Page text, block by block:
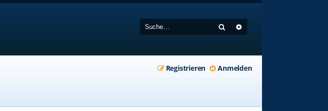
Suche
Anmelden
Registrieren